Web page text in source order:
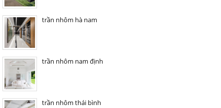
trần nhôm hà nam
trần nhôm nam định
trần nhôm thái bình